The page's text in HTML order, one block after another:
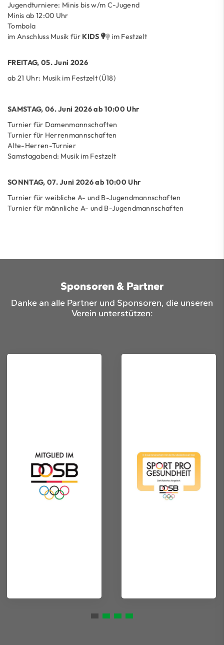
Jugendturniere: Minis bis w/m C-Jugend
Minis ab 12:00 Uhr
Tombola
im Anschluss Musik für KIDS im Festzelt
FREITAG, 05. Juni 2026
ab 21 Uhr: Musik im Festzelt (Ü18)
SAMSTAG, 06. Juni 2026 ab 10:00 Uhr
Turnier für Damenmannschaften
Turnier für Herrenmannschaften
Alte-Herren-Turnier
Samstagabend: Musik im Festzelt
SONNTAG, 07. Juni 2026 ab 10:00 Uhr
Turnier für weibliche A- und B-Jugendmannschaften
Turnier für männliche A- und B-Jugendmannschaften
Sponsoren & Partner
Danke an alle Partner und Sponsoren, die unseren
Verein unterstützen: